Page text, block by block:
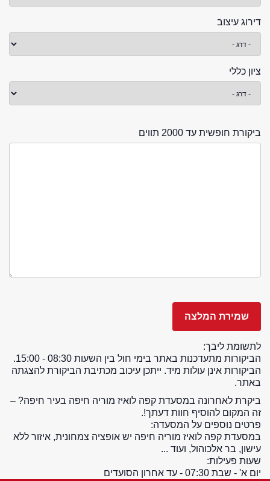
דירוג עיצוב
ציון כללי
ביקורת חופשית עד 2000 תווים
לתשומת ליבך:
הביקורות מתעדכנות באתר בימי חול בין השעות 08:30 - 15:00.
הביקורות אינן עולות מיד. ייתכן עיכוב מכתיבת הביקורת להצגתה
באתר.
ביקרת לאחרונה במסעדת קפה לואיז מוריה חיפה בעיר חיפה? –
זה המקום להוסיף חוות דעתך!.
פרטים נוספים על המסעדה:
במסעדת קפה לואיז מוריה חיפה יש אופציה צמחונית, איזור ללא
עישון, בר אלכוהול, ועוד ...
שעות פעילות:
יום א' - שבת 07:30 - עד אחרון הסועדים